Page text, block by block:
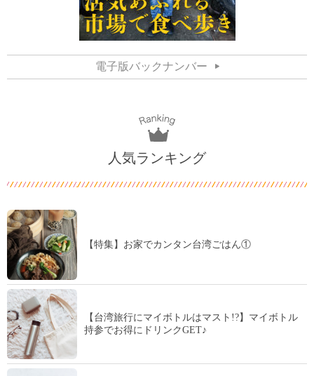
電子版バックナンバー
人気ランキング
【特集】お家でカンタン台湾ごはん①
【台湾旅行にマイボトルはマスト!?】マイボトル
持参でお得にドリンクGET♪